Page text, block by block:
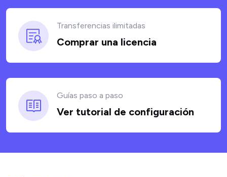
Transferencias ilimitadas
Comprar una licencia
Guías paso a paso
Ver tutorial de configuración